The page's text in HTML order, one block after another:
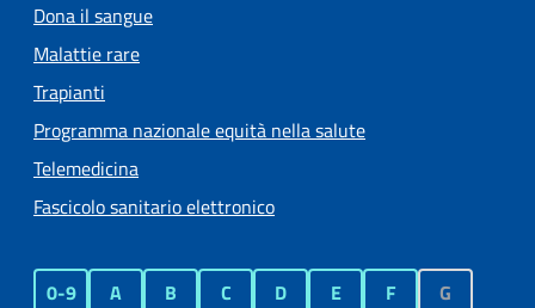
Dona il sangue
Malattie rare
Trapianti
Programma nazionale equità nella salute
Telemedicina
Fascicolo sanitario elettronico
0-9 A B C D E F
G